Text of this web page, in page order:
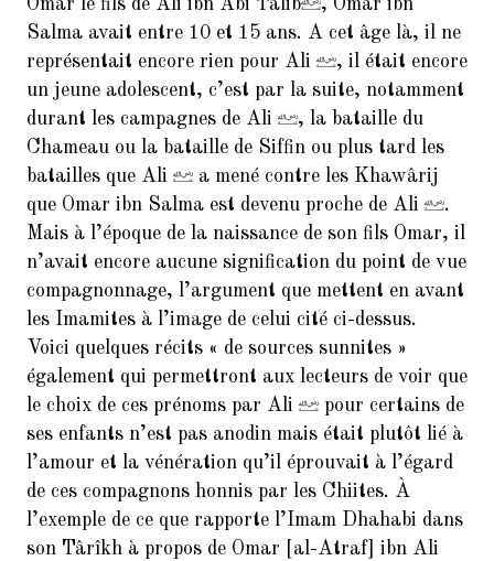
Omar le fils de Ali ibn Abi Talib
, Omar ibn
Salma avait entre 10 et 15 ans. A cet âge là, il ne
représentait encore rien pour Ali
, il était encore
un jeune adolescent, c’est par la suite, notamment
durant les campagnes de Ali
, la bataille du
Chameau ou la bataille de Siffin ou plus tard les
batailles que Ali
a mené contre les Khawârij
que Omar ibn Salma est devenu proche de Ali
.
Mais à l’époque de la naissance de son fils Omar, il
n’avait encore aucune signification du point de vue
compagnonnage, l’argument que mettent en avant
les Imamites à l’image de celui cité ci-dessus.
Voici quelques récits « de sources sunnites »
également qui permettront aux lecteurs de voir que
le choix de ces prénoms par Ali
pour certains de
ses enfants n’est pas anodin mais était plutôt lié à
l’amour et la vénération qu’il éprouvait à l’égard
de ces compagnons honnis par les Chiites. À
l’exemple de ce que rapporte l’Imam Dhahabi dans
son Târîkh à propos de Omar [al-Atraf] ibn Ali